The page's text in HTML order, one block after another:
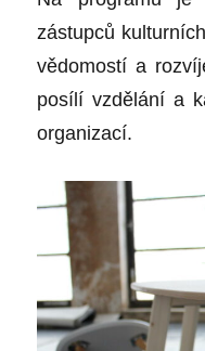
zástupců
vědomostí a
posílí vzdělání a
organizací.